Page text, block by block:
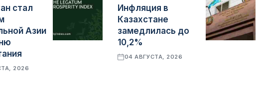
стал
Азии
2026
Инфляция в
Казахстане
замедлилась до
10,2%
04 АВГУСТА, 2026